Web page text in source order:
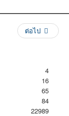
ต่อไป
4
16
65
84
22989